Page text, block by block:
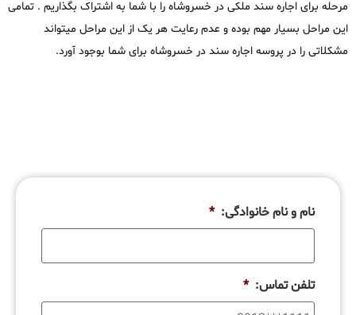
مرحله برای اجاره سند ملکی در خسروشاه را با شما به اشتراک بگذاریم . تمامی
این مراحل بسیار مهم بوده و عدم رعایت هر یک از این مراحل میتواند
مشکلاتی را در پروسه اجاره سند در خسروشاه برای شما بوجود آورد.
نام و نام خانوادگی: *
تلفن تماس: *